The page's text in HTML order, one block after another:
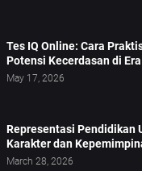
Tes IQ Online: Cara
Potensi Kecerdasan di Era
May 17, 2026
Representasi Pendidikan
Karakter dan
March 28, 2026